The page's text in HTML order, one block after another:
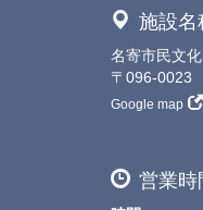
施設名
名寄市民文
〒096-0023
Google map
営業時